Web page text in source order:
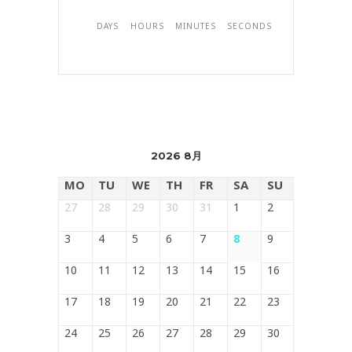
DAYS HOURS MINUTES SECONDS
2026 8月
MO TU WE TH FR SA SU
27 28 29 30 31 1
2
3
4 5 6 7 8
9
10
11 12 13 14 15
16
17
18 19 20 21 22
23
24
25 26 27 28 29 30